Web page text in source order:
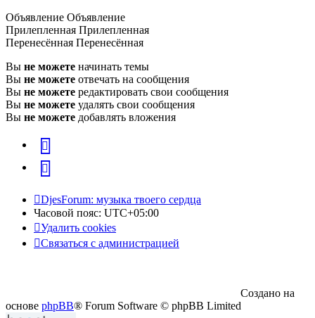
Объявление Объявление
Прилепленная Прилепленная
Перенесённая Перенесённая
Вы не можете начинать темы
Вы не можете отвечать на сообщения
Вы не можете редактировать свои сообщения
Вы не можете удалять свои сообщения
Вы не можете добавлять вложения
vk
Telegram
DjesForum: музыка твоего сердца
Часовой пояс: UTC+05:00
Удалить cookies
Связаться с администрацией
Создано на
основе phpBB® Forum Software © phpBB Limited